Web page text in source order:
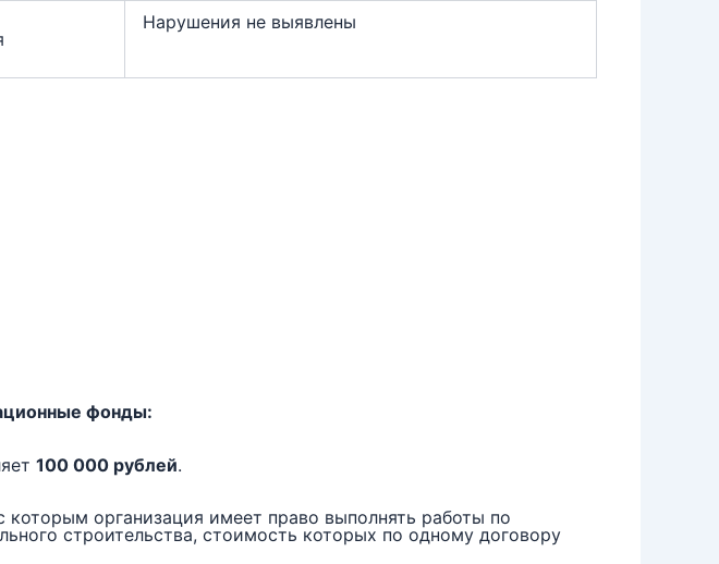
Нарушения не выявлены
фонды:
100 000 рублей.
которым организация имеет право выполнять работы по
строительства, стоимость которых по одному договору